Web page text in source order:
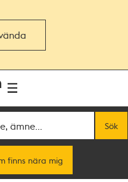
Sök
finns nära mig